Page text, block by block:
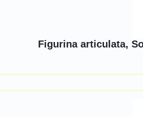
Figurina articulata,